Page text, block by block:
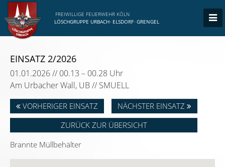
FREIWILLIGE FEUERWEHR KÖLN
LÖSCHGRUPPE URBACH· ELSDORF· GRENGEL
EINSATZ 2/2026
01.01.2026 // 00.13 – 00.28 Uhr
Am Urbacher Wall, UB // SMUELL
VORHERIGER EINSATZ
NÄCHSTER EINSATZ
ZURÜCK ZUR ÜBERSICHT
Brannte Müllbehälter